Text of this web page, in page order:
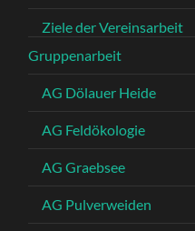
Ziele der Vereinsarbeit
Gruppenarbeit
AG Dölauer Heide
AG Feldökologie
AG Graebsee
AG Pulverweiden